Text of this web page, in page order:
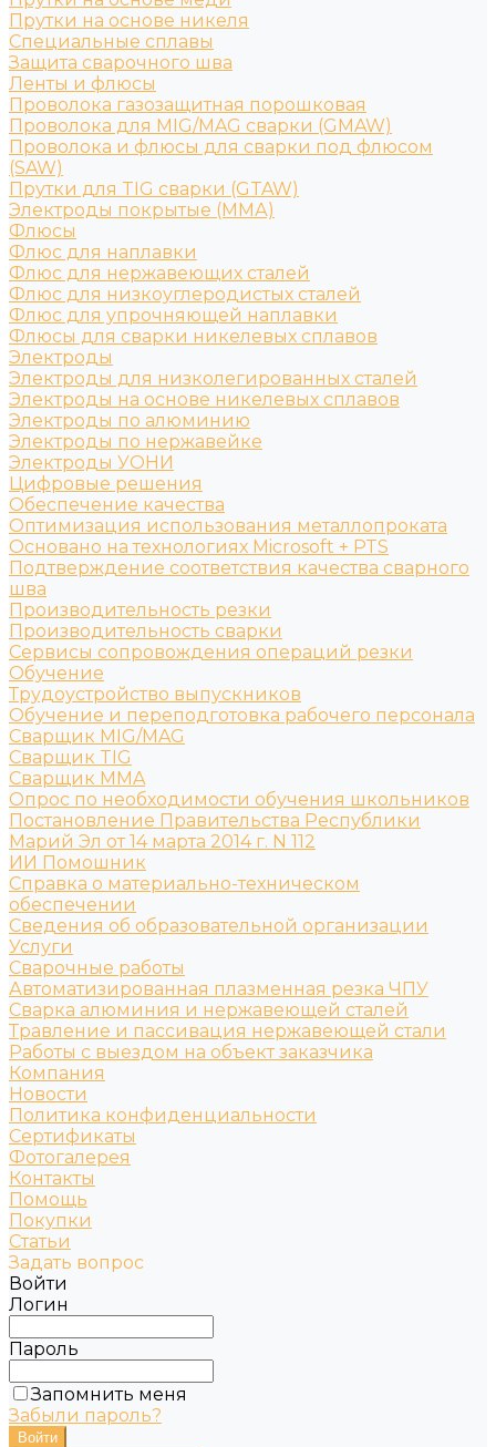
Прутки на основе никеля
Специальные сплавы
Защита сварочного шва
Ленты и флюсы
Проволока газозащитная порошковая
Проволока для MIG/MAG сварки (GMAW)
Проволока и флюсы для сварки под флюсом
(SAW)
Прутки для TIG сварки (GTAW)
Электроды покрытые (ММА)
Флюсы
Флюс для наплавки
Флюс для нержавеющих сталей
Флюс для низкоуглеродистых сталей
Флюс для упрочняющей наплавки
Флюсы для сварки никелевых сплавов
Электроды
Электроды для низколегированных сталей
Электроды на основе никелевых сплавов
Электроды по алюминию
Электроды по нержавейке
Электроды УОНИ
Цифровые решения
Обеспечение качества
Оптимизация использования металлопроката
Основано на технологиях Microsoft + PTS
Подтверждение соответствия качества сварного
шва
Производительность резки
Производительность сварки
Сервисы сопровождения операций резки
Обучение
Трудоустройство выпускников
Обучение и переподготовка рабочего персонала
Сварщик MIG/MAG
Сварщик TIG
Сварщик MMA
Опрос по необходимости обучения школьников
Постановление Правительства Республики
Марий Эл от 14 марта 2014 г. N 112
ИИ Помошник
Справка о материально-техническом
обеспечении
Сведения об образовательной организации
Услуги
Сварочные работы
Автоматизированная плазменная резка ЧПУ
Сварка алюминия и нержавеющей сталей
Травление и пассивация нержавеющей стали
Работы с выездом на объект заказчика
Компания
Новости
Политика конфиденциальности
Сертификаты
Фотогалерея
Контакты
Помощь
Покупки
Статьи
Задать вопрос
Войти
Логин
Пароль
Запомнить меня
Забыли пароль?